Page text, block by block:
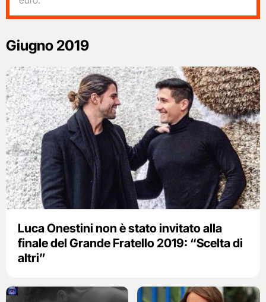
Giugno 2019
Luca Onestini non è stato invitato alla
finale del Grande Fratello 2019: “Scelta di
altri”